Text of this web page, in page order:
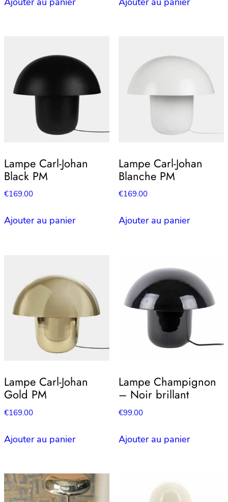
Lampe Carl-Johan
Black PM
€169.00
Ajouter au panier
Lampe Carl-Johan
Blanche PM
€169.00
Ajouter au panier
Lampe Carl-Johan
Gold PM
€169.00
Ajouter au panier
Lampe Champignon
– Noir brillant
€99.00
Ajouter au panier